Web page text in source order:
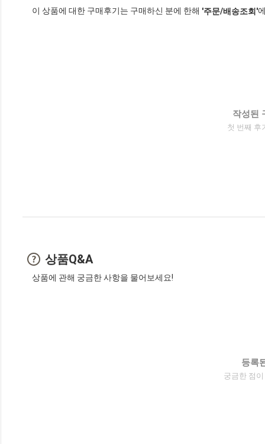
이 상품에 대한 구매후기는 구매하신 분에 한해 '주문/배송조회'
작성된
첫 번째 후
상품Q&A
상품에 관해 궁금한 사항을 물어보세요!
등록
궁금한 점